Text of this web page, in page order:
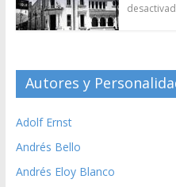
Autores y
Adolf Ernst
Andrés Bello
Andrés Eloy Blanco